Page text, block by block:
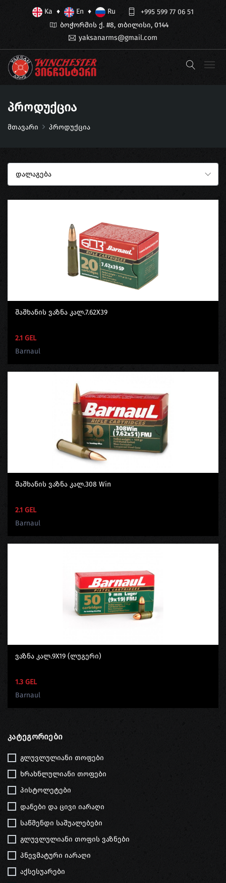
Ka ♦ En ♦ Ru
+995 599 77 06 51
ბოჭორმის ქ. #8, თბილისი, 0144
yaksanarms@gmail.com
Პროდუქცია
მთავარი პროდუქცია
Შაშხანის Ვაზნა Კალ.7.62X39
2.1 GEL
Barnaul
Შაშხანის Ვაზნა Კალ.308 Win
2.1 GEL
Barnaul
Ვაზნა Კალ.9X19 (ლუგერი)
1.3 GEL
Barnaul
Კატეგორიები
გლუვლულიანი თოფები
ხრახნლულიანი თოფები
პისტოლეტები
დანები და ცივი იარაღი
საწმენდი საშუალებები
გლუვლულიანი თოფის ვაზნები
პნევმატური იარაღი
აქსესუარები